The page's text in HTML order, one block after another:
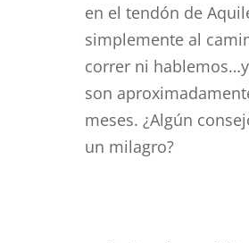
en el tendón de
simplemente al
correr ni
son
meses. ¿Algún
un milagro?